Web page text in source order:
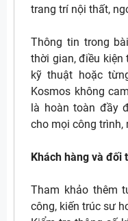
trang trí nội thất,
Thông tin trong
thời gian, điều kiện
kỹ thuật hoặc
Kosmos không
là hoàn toàn đầy
cho mọi công trình,
Khách hàng và đối
Tham khảo thêm
công, kiến trúc sư